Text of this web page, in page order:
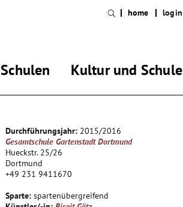
Schulen Kultur und Schule
home login
Durchführungsjahr: 2015/2016
Gesamtschule Gartenstadt Dortmund
Hueckstr. 25/26
Dortmund
+49 231 9411670
Sparte: spartenübergreifend